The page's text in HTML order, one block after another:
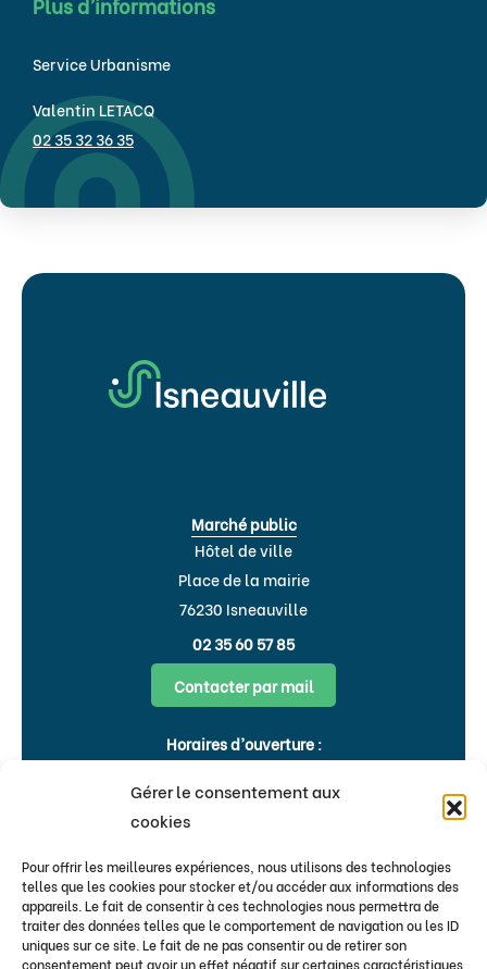
Gérer le consentement aux
cookies
Pour offrir les meilleures expériences, nous utilisons des technologies
telles que les cookies pour stocker et/ou accéder aux informations des
appareils. Le fait de consentir à ces technologies nous permettra de
traiter des données telles que le comportement de navigation ou les ID
uniques sur ce site. Le fait de ne pas consentir ou de retirer son
consentement peut avoir un effet négatif sur certaines caractéristiques
Service Urbanisme
Valentin LETACQ
02 35 32 36 35
Marché public
Hôtel de ville
Place de la mairie
76230 Isneauville
02 35 60 57 85
Contacter par mail
Horaires d’ouverture :
Flash infos
Bulletins & newsletters